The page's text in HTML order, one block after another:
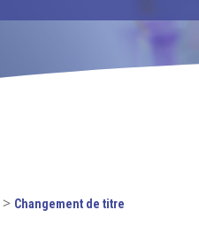
> Changement de titre